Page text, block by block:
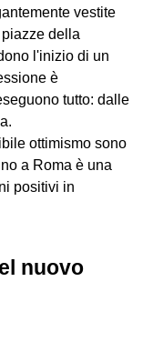
vestite
della
l'inizio di un
è
tutto: dalle
ottimismo sono
a Roma è una
positivi in
nuovo